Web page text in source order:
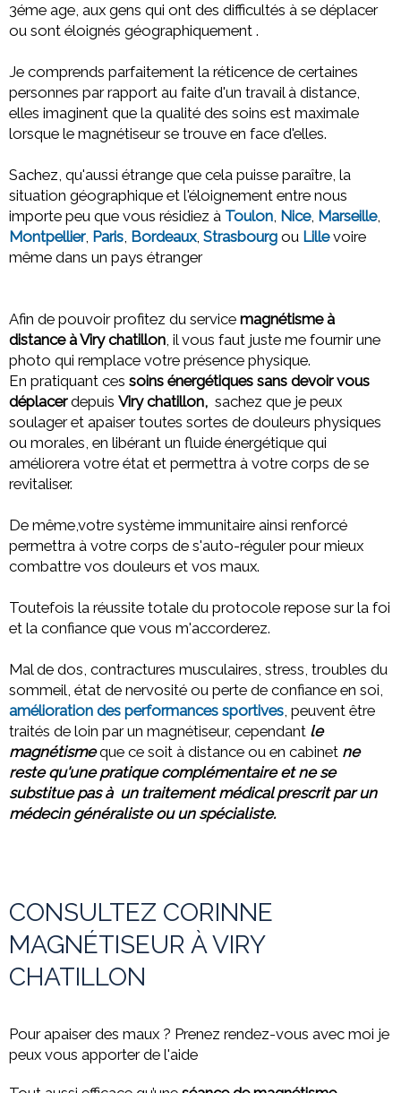
3éme age, aux gens qui ont des difficultés à se déplacer
ou sont éloignés géographiquement .
Je comprends parfaitement la réticence de certaines
personnes par rapport au faite d'un travail à distance,
elles imaginent que la qualité des soins est maximale
lorsque le magnétiseur se trouve en face d'elles.
Sachez, qu'aussi étrange que cela puisse paraître, la
situation géographique et l'éloignement entre nous
importe peu que vous résidiez à Toulon, Nice, Marseille,
Montpellier, Paris, Bordeaux, Strasbourg ou Lillevoire
même dans un pays étranger
Afin de pouvoir profitez du service magnétisme à
distance à Viry chatillon, il vous faut juste me fournir une
photo qui remplace votre présence physique.
En pratiquant ces soins énergétiques sans devoir vous
déplacerdepuis Viry chatillon, sachez que je peux
soulager et apaiser toutes sortes de douleurs physiques
ou morales, en libérant un fluide énergétique qui
améliorera votre état et permettra à votre corps de se
revitaliser.
De même,votre système immunitaire ainsi renforcé
permettra à votre corps de s'auto-réguler pour mieux
combattre vos douleurs et vos maux.
Toutefois la réussite totale du protocole repose sur la foi
et la confiance que vous m'accorderez.
Mal de dos, contractures musculaires, stress, troubles du
sommeil, état de nervosité ou perte de confiance en soi,
amélioration des performances sportives, peuvent être
traités de loin par un magnétiseur, cependant le
magnétismeque ce soit à distance ou en cabinet ne
reste qu'une pratique complémentaire et ne se
substitue pas à un traitement médical prescrit par un
médecin généraliste ou un spécialiste.
CONSULTEZ CORINNE
MAGNÉTISEUR À VIRY
CHATILLON
Pour apaiser des maux ? Prenez rendez-vous avec moi je
peux vous apporter de l'aide